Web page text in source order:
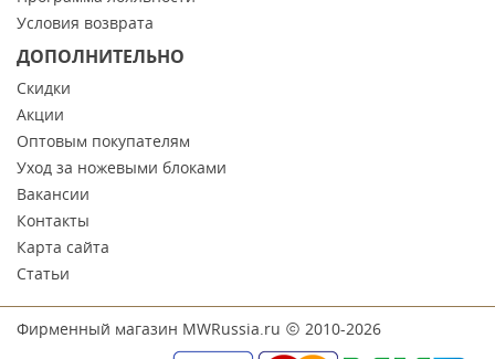
Условия возврата
ДОПОЛНИТЕЛЬНО
Скидки
Акции
Оптовым покупателям
Уход за ножевыми блоками
Вакансии
Контакты
Карта сайта
Статьи
Фирменный магазин MWRussia.ru 2010-2026